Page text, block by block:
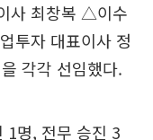
사 최창복 △이수
투자 대표이사 정
각각 선임했다.
1명, 전무 승진 3